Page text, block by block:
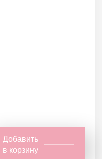
Добавить
в корзину